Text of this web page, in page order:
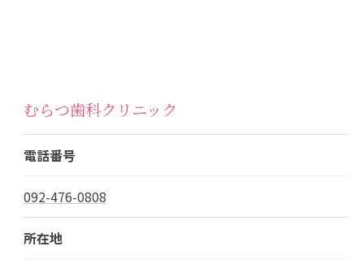
むらつ歯科クリニック
電話番号
092-476-0808
所在地